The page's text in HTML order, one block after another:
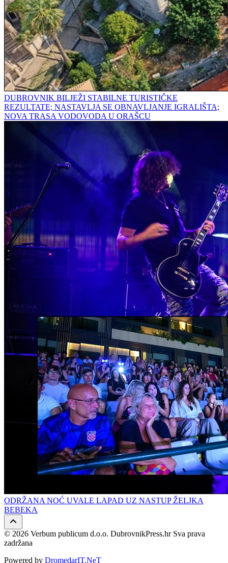
DUBROVNIK BILJEŽI STABILNE TURISTIČKE
REZULTATE; NASTAVLJA SE OBNAVLJANJE IGRALIŠTA;
NOVA TRASA VODOVODA U ORAŠCU
ODRŽANA NOĆ UVALE LAPAD UZ NASTUP ŽELJKA
BEBEKA
© 2026 Verbum publicum d.o.o. DubrovnikPress.hr Sva prava
zadržana
Powered by DromedarIT.NeT